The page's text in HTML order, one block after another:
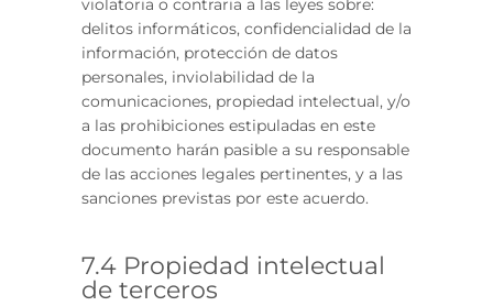
violatoria o contraria a las leyes sobre:
delitos informáticos, confidencialidad de la
información, protección de datos
personales, inviolabilidad de la
comunicaciones, propiedad intelectual, y/o
a las prohibiciones estipuladas en este
documento harán pasible a su responsable
de las acciones legales pertinentes, y a las
sanciones previstas por este acuerdo.
7.4 Propiedad intelectual
de terceros